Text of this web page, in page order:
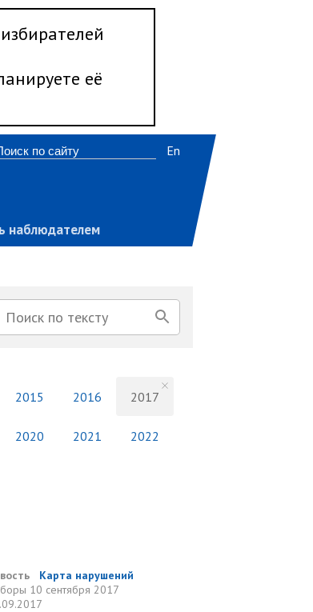
её
наблюдателем
En
2015 2016 2017
2020 2021 2022
Карта нарушений
10 сентября 2017